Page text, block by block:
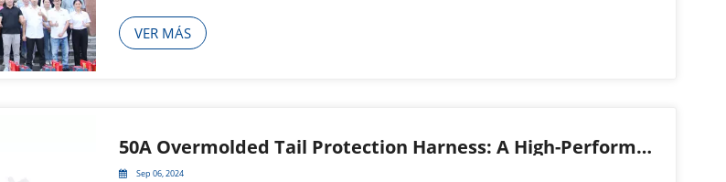
Partnership That We Continue To Grow And Improve. On Behalf Of...
VER MÁS
50A Overmolded Tail Protection Harness: A High-Performance Solution for Reliable Electrical Connections
Sep 06, 2024